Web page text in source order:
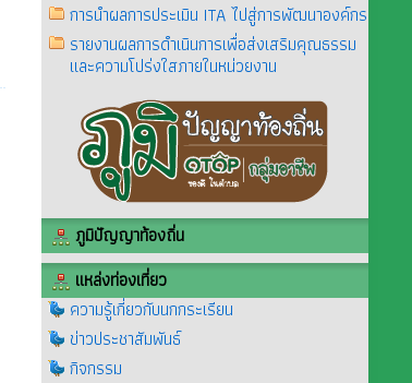
การนำผลการประเมิน ITA ไปสู่การพัฒนาองค์กร
รายงานผลการดำเนินการเพื่อส่งเสริมคุณธรรม
และความโปร่งใสภายในหน่วยงาน
ภูมิปัญญาท้องถิ่น
แหล่งท่องเที่ยว
ความรู้เกี่ยวกับนกกระเรียน
ข่าวประชาสัมพันธ์
กิจกรรม